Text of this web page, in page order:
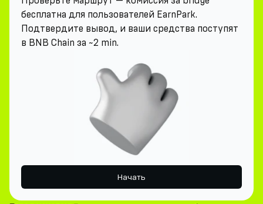
бесплатна для пользователей EarnPark.
Подтвердите вывод, и ваши средства поступят
в BNB Chain за ~2 min.
Начать